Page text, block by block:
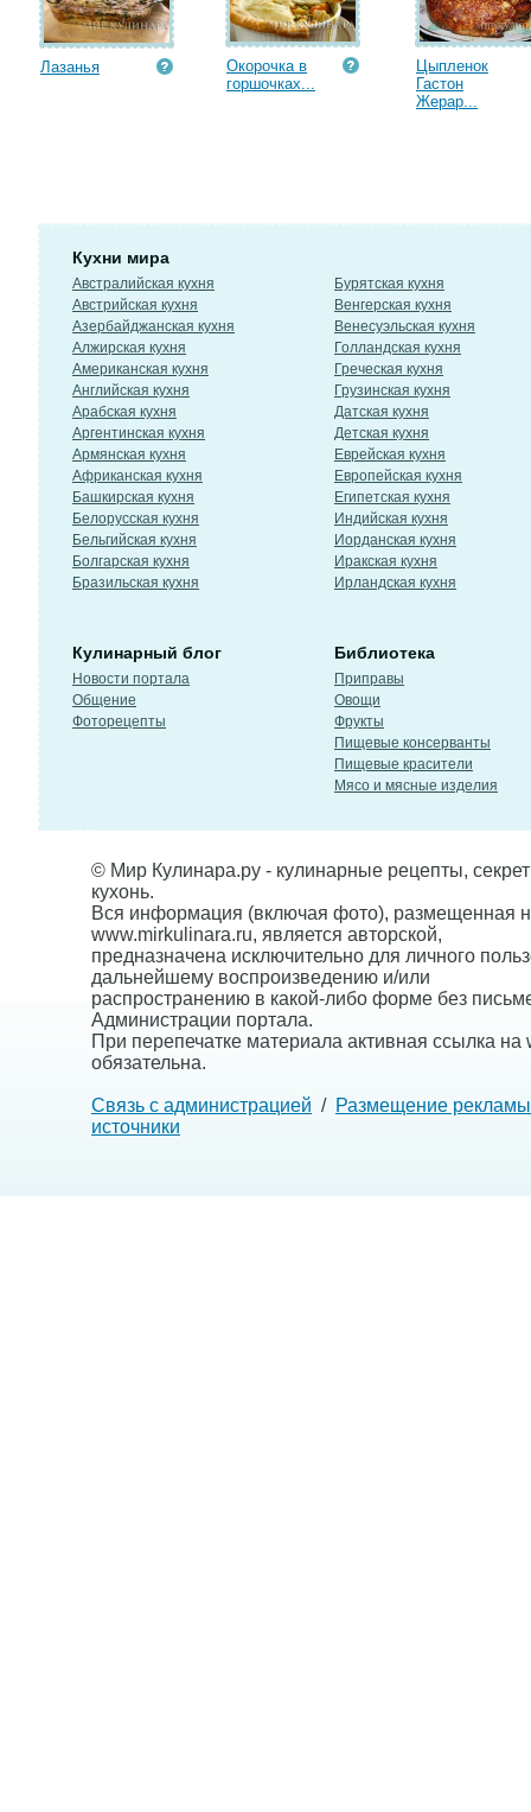
Лазанья
Окорочка в
горшочках...
Цыпленок
Гастон
Жерар...
Кухни мира
Австралийская кухня
Австрийская кухня
Азербайджанская кухня
Алжирская кухня
Американская кухня
Английская кухня
Арабская кухня
Аргентинская кухня
Армянская кухня
Африканская кухня
Башкирская кухня
Белорусская кухня
Бельгийская кухня
Болгарская кухня
Бразильская кухня
Бурятская кухня
Венгерская кухня
Венесуэльская кухня
Голландская кухня
Греческая кухня
Грузинская кухня
Датская кухня
Детская кухня
Еврейская кухня
Европейская кухня
Египетская кухня
Индийская кухня
Иорданская кухня
Иракская кухня
Ирландская кухня
Кулинарный блог
Новости портала
Общение
Фоторецепты
Библиотека
Приправы
Овощи
Фрукты
Пищевые консерванты
Пищевые красители
Мясо и мясные изделия
© Мир Кулинара.ру - кулинарные рецепты,
кухонь.
Вся информация (включая фото), размещенная
www.mirkulinara.ru, является авторской,
предназначена исключительно для личного
дальнейшему воспроизведению и/или
распространению в какой-либо форме без
Администрации портала.
При перепечатке материала активная ссылка на
обязательна.
Связь с администрацией / Размещение рекламы
источники